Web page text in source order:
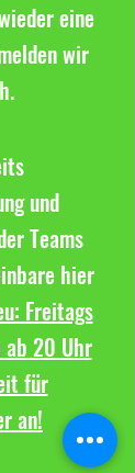
eine
wir
und
Teams
hier
Freitags
20 Uhr
für
an!